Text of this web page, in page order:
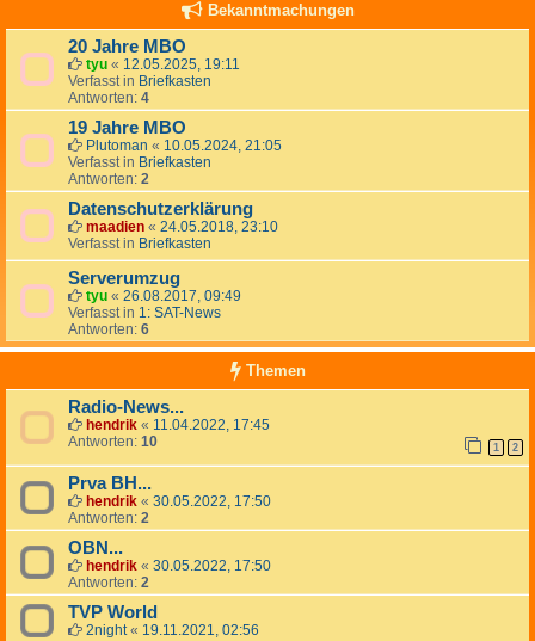
Bekanntmachungen
20 Jahre MBO
tyu « 12.05.2025, 19:11
Verfasst in Briefkasten
Antworten: 4
19 Jahre MBO
Plutoman « 10.05.2024, 21:05
Verfasst in Briefkasten
Antworten: 2
Datenschutzerklärung
maadien « 24.05.2018, 23:10
Verfasst in Briefkasten
Serverumzug
tyu « 26.08.2017, 09:49
Verfasst in 1: SAT-News
Antworten: 6
Themen
Radio-News...
hendrik « 11.04.2022, 17:45
Antworten: 10 1 2
Prva BH...
hendrik « 30.05.2022, 17:50
Antworten: 2
OBN...
hendrik « 30.05.2022, 17:50
Antworten: 2
TVP World
2night« 19.11.2021, 02:56